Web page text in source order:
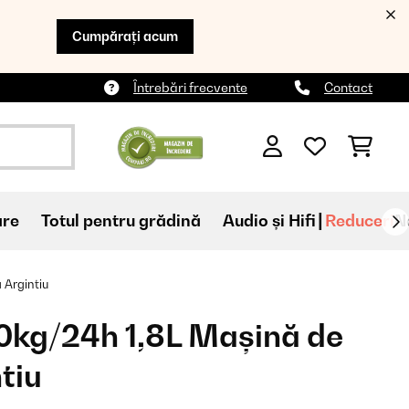
Cumpărați acum
Întrebări frecvente Contact
Totul pentru grădină Audio și Hifi Reduceri
Argintiu
24h 1,8L Mașină de